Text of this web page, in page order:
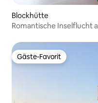
Blockhütte
Romantische Inselflucht
Gäste-Favorit
Gäste-Favorit